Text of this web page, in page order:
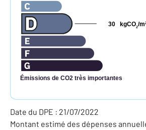
Émissions de CO2 très importantes
kgCO2/m
30
Date du DPE : 21/07/2022
Montant estimé des dépenses